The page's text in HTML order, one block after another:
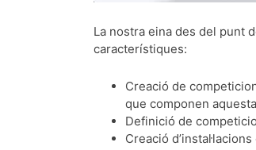
La nostra eina des del punt
característiques:
Creació de
que componen
Definició de
Creació